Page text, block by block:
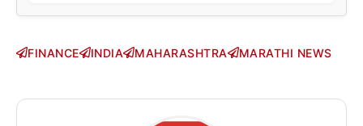
FINANCE INDIA MAHARASHTRA MARATHI NEWS